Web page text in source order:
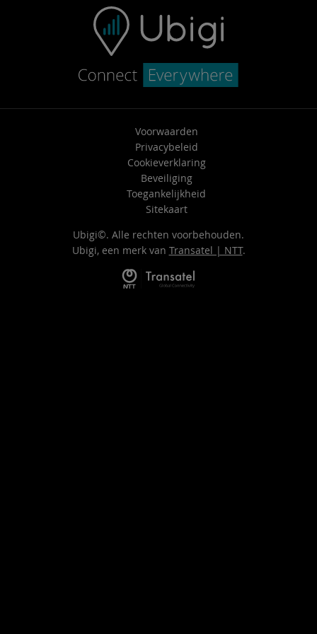
Voorwaarden
Privacybeleid
Cookieverklaring
Beveiliging
Toegankelijkheid
Sitekaart
Ubigi©. Alle rechten voorbehouden.
Ubigi, een merk van Transatel | NTT.